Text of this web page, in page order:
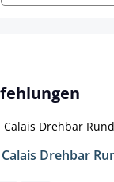
Drehbar